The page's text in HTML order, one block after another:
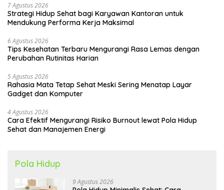
7 Agustus 2026
Strategi Hidup Sehat bagi Karyawan Kantoran untuk
Mendukung Performa Kerja Maksimal
6 Agustus 2026
Tips Kesehatan Terbaru Mengurangi Rasa Lemas dengan
Perubahan Rutinitas Harian
5 Agustus 2026
Rahasia Mata Tetap Sehat Meski Sering Menatap Layar
Gadget dan Komputer
4 Agustus 2026
Cara Efektif Mengurangi Risiko Burnout lewat Pola Hidup
Sehat dan Manajemen Energi
Pola Hidup
9 Agustus 2026